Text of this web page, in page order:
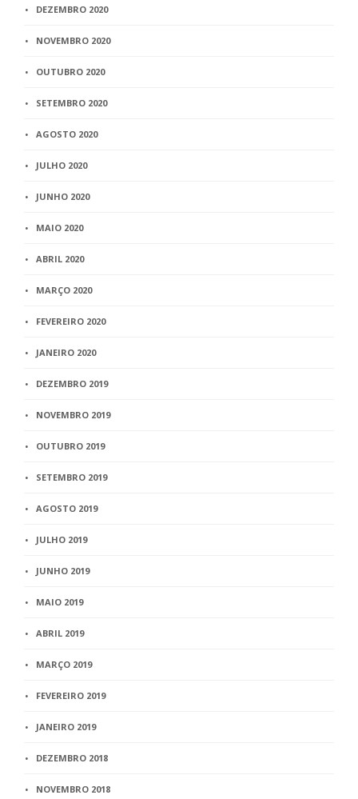
DEZEMBRO 2020
NOVEMBRO 2020
OUTUBRO 2020
SETEMBRO 2020
AGOSTO 2020
JULHO 2020
JUNHO 2020
MAIO 2020
ABRIL 2020
MARÇO 2020
FEVEREIRO 2020
JANEIRO 2020
DEZEMBRO 2019
NOVEMBRO 2019
OUTUBRO 2019
SETEMBRO 2019
AGOSTO 2019
JULHO 2019
JUNHO 2019
MAIO 2019
ABRIL 2019
MARÇO 2019
FEVEREIRO 2019
JANEIRO 2019
DEZEMBRO 2018
NOVEMBRO 2018